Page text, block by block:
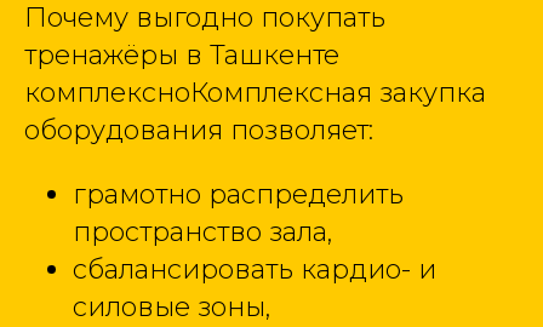
Почему выгодно покупать
тренажёры в Ташкенте
комплексноКомплексная закупка
оборудования позволяет:
грамотно распределить
пространство зала,
сбалансировать кардио- и
силовые зоны,